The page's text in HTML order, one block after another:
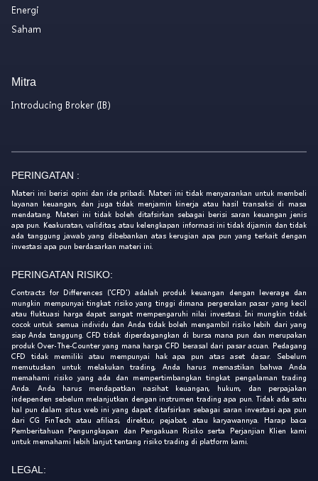
Energi
Saham
Mitra
Introducing Broker (IB)
PERINGATAN :
Materi ini berisi opini dan ide pribadi. Materi ini tidak menyarankan untuk membeli
layanan keuangan, dan juga tidak menjamin kinerja atau hasil transaksi di masa
mendatang. Materi ini tidak boleh ditafsirkan sebagai berisi saran keuangan jenis
apa pun. Keakuratan, validitas, atau kelengkapan informasi ini tidak dijamin dan tidak
ada tanggung jawab yang dibebankan atas kerugian apa pun yang terkait dengan
investasi apa pun berdasarkan materi ini.
PERINGATAN RISIKO:
Contracts for Differences ('CFD') adalah produk keuangan dengan leverage dan
mungkin mempunyai tingkat risiko yang tinggi dimana pergerakan pasar yang kecil
atau fluktuasi harga dapat sangat mempengaruhi nilai investasi. Ini mungkin tidak
cocok untuk semua individu dan Anda tidak boleh mengambil risiko lebih dari yang
siap Anda tanggung. CFD tidak diperdagangkan di bursa mana pun dan merupakan
produk Over-The-Counter yang mana harga CFD berasal dari pasar acuan. Pedagang
CFD tidak memiliki atau mempunyai hak apa pun atas aset dasar. Sebelum
memutuskan untuk melakukan trading, Anda harus memastikan bahwa Anda
memahami risiko yang ada dan mempertimbangkan tingkat pengalaman trading
Anda. Anda harus mendapatkan nasihat keuangan, hukum, dan perpajakan
independen sebelum melanjutkan dengan instrumen trading apa pun. Tidak ada satu
hal pun dalam situs web ini yang dapat ditafsirkan sebagai saran investasi apa pun
dari CG FinTech atau afiliasi, direktur, pejabat, atau karyawannya. Harap baca
Pemberitahuan Pengungkapan dan Pengakuan Risiko serta Perjanjian Klien kami
untuk memahami lebih lanjut tentang risiko trading di platform kami.
LEGAL: